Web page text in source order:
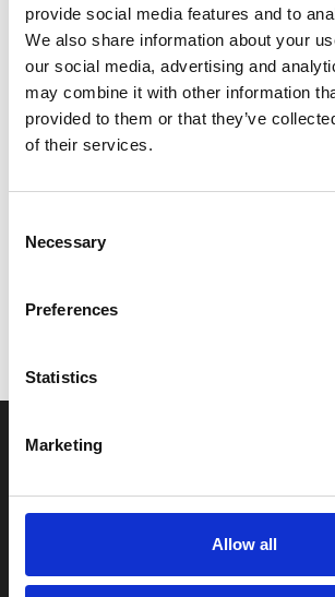
provide social media features and to
We also share information about your
our social media, advertising and
may combine it with other information
provided to them or that they’ve
of their services.
Selection
Necessary
Preferences
Statistics
Marketing
Allow all
Leveringstid er 5-6 dag(e)
Model/varenr.: 6P2825903000
15.810,16 DKK
Vi oplever i øjeblikket store og hyppige
leveres, eller hvor prisen afviger fra det viste.
naturligvis, hvis dette er tilfældet.
INFORMATIONER